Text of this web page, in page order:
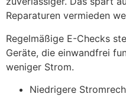
Reparaturen vermieden
Regelmäßige E-Checks
Geräte, die einwandfrei
weniger Strom.
Niedrigere